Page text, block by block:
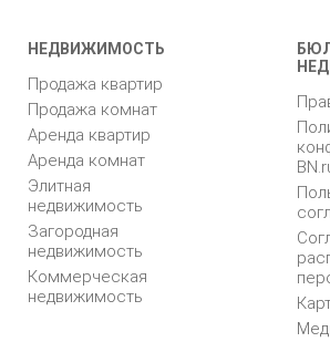
НЕДВИЖИМОСТЬ
Продажа квартир
Продажа комнат
Аренда квартир
Аренда комнат
Элитная
недвижимость
Загородная
недвижимость
Коммерческая
недвижимость